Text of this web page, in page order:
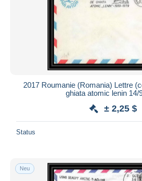
2017 Roumanie (Romania) Lettre
ghiata atomic lenin 14/
± 2,25 $
Status
Neu